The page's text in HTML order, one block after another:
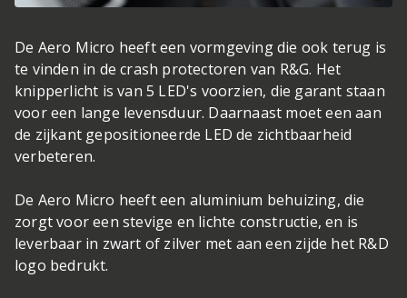
De Aero Micro heeft een vormgeving die ook terug is
te vinden in de crash protectoren van R&G. Het
knipperlicht is van 5 LED's voorzien, die garant staan
voor een lange levensduur. Daarnaast moet een aan
de zijkant gepositioneerde LED de zichtbaarheid
verbeteren.
De Aero Micro heeft een aluminium behuizing, die
zorgt voor een stevige en lichte constructie, en is
leverbaar in zwart of zilver met aan een zijde het R&D
logo bedrukt.